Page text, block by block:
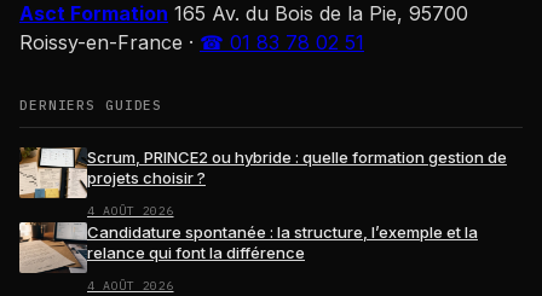
Asct Formation 165 Av. du Bois de la Pie, 95700
Roissy-en-France · ☎ 01 83 78 02 51
DERNIERS GUIDES
Scrum, PRINCE2 ou hybride : quelle formation gestion de
projets choisir ?
4 AOÛT 2026
Candidature spontanée : la structure, l’exemple et la
relance qui font la différence
4 AOÛT 2026